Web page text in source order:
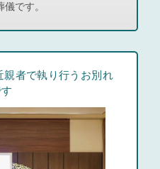
です。
親者で執り行うお別れ